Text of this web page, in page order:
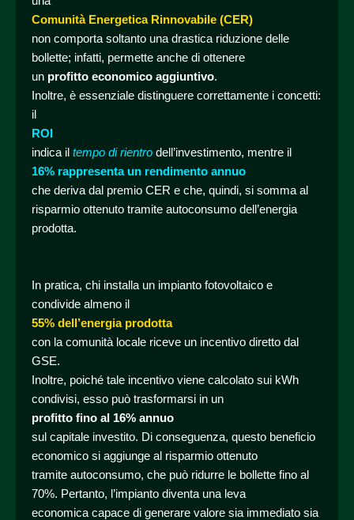
Comunità Energetica Rinnovabile (CER)
non comporta soltanto una drastica riduzione delle
bollette; infatti, permette anche di ottenere
un profitto economico aggiuntivo.
Inoltre, è essenziale distinguere correttamente i concetti:
il
ROI
indica il tempo di rientro dell’investimento, mentre il
16% rappresenta un rendimento annuo
che deriva dal premio CER e che, quindi, si somma al
risparmio ottenuto tramite autoconsumo dell’energia
prodotta.
In pratica, chi installa un impianto fotovoltaico e
condivide almeno il
55% dell’energia prodotta
con la comunità locale riceve un incentivo diretto dal
GSE.
Inoltre, poiché tale incentivo viene calcolato sui kWh
condivisi, esso può trasformarsi in un
profitto fino al 16% annuo
sul capitale investito. Di conseguenza, questo beneficio
economico si aggiunge al risparmio ottenuto
tramite autoconsumo, che può ridurre le bollette fino al
70%. Pertanto, l’impianto diventa una leva
economica capace di generare valore sia immediato sia